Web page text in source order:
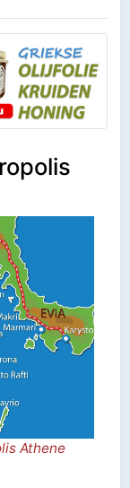
Athene